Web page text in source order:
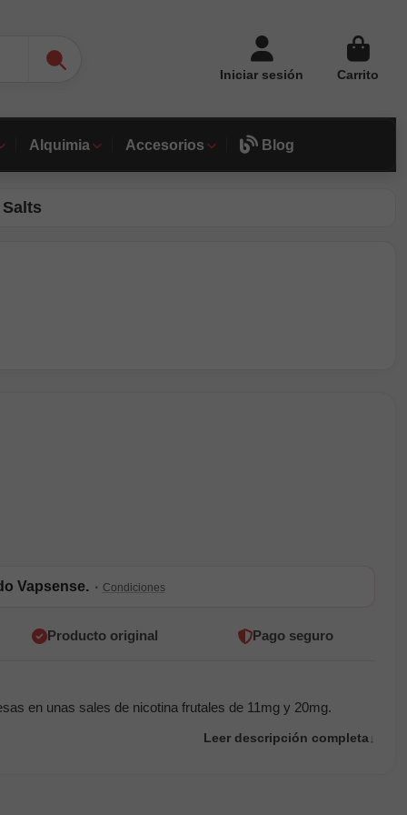
Iniciar sesión Carrito
Alquimia Accesorios Blog
Vapsense. · Condiciones
Producto original Pago seguro
en unas sales de nicotina frutales de 11mg y 20mg.
Leer descripción completa